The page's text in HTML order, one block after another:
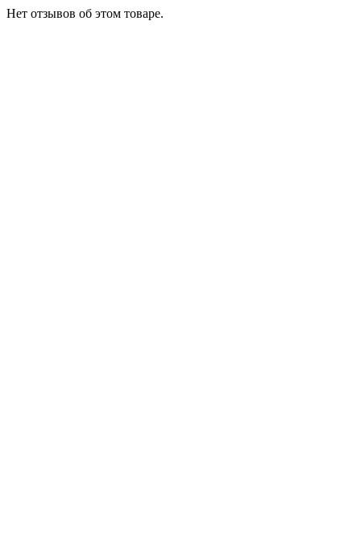
Нет отзывов об этом товаре.